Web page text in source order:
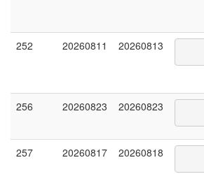
252 20260811 20260813
256 20260823 20260823
257 20260817 20260818